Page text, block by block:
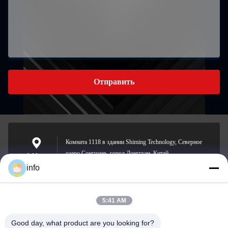
Отправить
Address
Комната 1118 в здании Shiming Technology, Северное
озеро Сонгшань, город Донггуан, Китай.
info@gdpowerplus.com
info
5:41 AM
Good day, what product are you looking for?